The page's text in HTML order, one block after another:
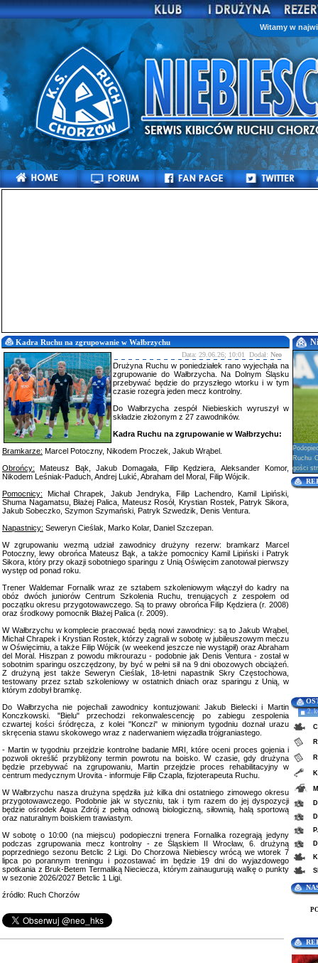
Witamy w
Kadra Ruchu na zgrupowanie w Wałbrzychu
Data: 29.06.26; 10:01 Dodał: Neo
Drużyna Ruchu w poniedziałek rano wyjechała na
zgrupowanie do Wałbrzycha. Na Dolnym Śląsku
przebywać będzie do przyszłego wtorku i w tym
czasie rozegra jeden mecz kontrolny.
Do Wałbrzycha zespół Niebieskich wyruszył w
składzie złożonym z 27 zawodników.
Kadra Ruchu na zgrupowanie w Wałbrzychu:
Bramkarze: Marcel Potoczny, Nikodem Proczek, Jakub Wrąbel.
Obrońcy: Mateusz Bąk, Jakub Domagała, Filip Kędziera, Aleksander Komor,
Nikodem Leśniak-Paduch, Andrej Lukić, Abraham del Moral, Filip Wójcik.
Pomocnicy: Michał Chrapek, Jakub Jendryka, Filip Lachendro, Kamil Lipiński,
Shuma Nagamatsu, Błażej Palica, Mateusz Rosół, Krystian Rostek, Patryk Sikora,
Jakub Sobeczko, Szymon Szymański, Patryk Szwedzik, Denis Ventura.
Napastnicy: Seweryn Cieślak, Marko Kolar, Daniel Szczepan.
W zgrupowaniu wezmą udział zawodnicy drużyny rezerw: bramkarz Marcel
Potoczny, lewy obrońca Mateusz Bąk, a także pomocnicy Kamil Lipiński i Patryk
Sikora, który przy okazji sobotniego sparingu z Unią Oświęcim zanotował pierwszy
występ od ponad roku.
Trener Waldemar Fornalik wraz ze sztabem szkoleniowym włączył do kadry na
obóz dwóch juniorów Centrum Szkolenia Ruchu, trenujących z zespołem od
początku okresu przygotowawczego. Są to prawy obrońca Filip Kędziera (r. 2008)
oraz środkowy pomocnik Błażej Palica (r. 2009).
W Wałbrzychu w komplecie pracować będą nowi zawodnicy: są to Jakub Wrąbel,
Michał Chrapek i Krystian Rostek, którzy zagrali w sobotę w jubileuszowym meczu
w Oświęcimiu, a także Filip Wójcik (w weekend jeszcze nie wystąpił) oraz Abraham
del Moral. Hiszpan z powodu mikrourazu - podobnie jak Denis Ventura - został w
sobotnim sparingu oszczędzony, by być w pełni sił na 9 dni obozowych obciążeń.
Z drużyną jest także Seweryn Cieślak, 18-letni napastnik Skry Częstochowa,
testowany przez sztab szkoleniowy w ostatnich dniach oraz sparingu z Unią, w
którym zdobył bramkę.
Do Wałbrzycha nie pojechali zawodnicy kontuzjowani: Jakub Bielecki i Martin
Konczkowski. "Bielu" przechodzi rekonwalescencję po zabiegu zespolenia
czwartej kości śródręcza, z kolei "Konczi" w minionym tygodniu doznał urazu
skręcenia stawu skokowego wraz z naderwaniem więzadła trójgraniastego.
- Martin w tygodniu przejdzie kontrolne badanie MRI, które oceni proces gojenia i
pozwoli określić przybliżony termin powrotu na boisko. W czasie, gdy drużyna
będzie przebywać na zgrupowaniu, Martin przejdzie proces rehabilitacyjny w
centrum medycznym Urovita - informuje Filip Czapla, fizjoterapeuta Ruchu.
W Wałbrzychu nasza drużyna spędziła już kilka dni ostatniego zimowego okresu
przygotowawczego. Podobnie jak w styczniu, tak i tym razem do jej dyspozycji
będzie ośrodek Aqua Zdrój z pełną odnową biologiczną, siłownią, halą sportową
oraz naturalnym boiskiem trawiastym.
W sobotę o 10:00 (na miejscu) podopieczni trenera Fornalika rozegrają jedyny
podczas zgrupowania mecz kontrolny - ze Śląskiem II Wrocław, 6. drużyną
poprzedniego sezonu Betclic 2 Ligi. Do Chorzowa Niebiescy wrócą we wtorek 7
lipca po porannym treningu i pozostawać im będzie 19 dni do wyjazdowego
spotkania z Bruk-Betem Termaliką Nieciecza, którym zainaugurują walkę o punkty
w sezonie 2026/2027 Betclic 1 Ligi.
źródło: Ruch Chorzów
Ruchu
gości
2.